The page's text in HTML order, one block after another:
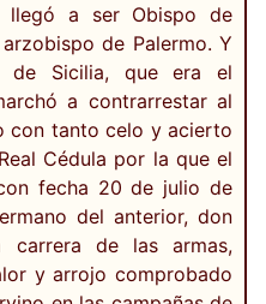
llegó a ser Obispo de
de Palermo. Y
de Sicilia, que era el
a contrarrestar al
con tanto celo y acierto
Cédula por la que el
fecha 20 de julio de
del anterior, don
carrera de las armas,
y arrojo comprobado